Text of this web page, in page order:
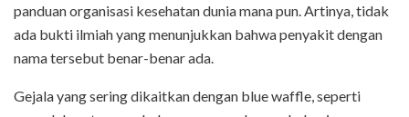
panduan organisasi kesehatan dunia mana pun. Artinya, tidak
ada bukti ilmiah yang menunjukkan bahwa penyakit dengan
nama tersebut benar-benar ada.
Gejala yang sering dikaitkan dengan blue waffle, seperti